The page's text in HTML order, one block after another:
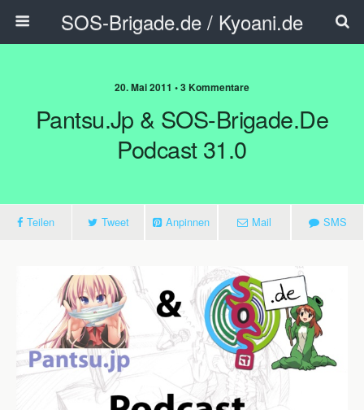
SOS-Brigade.de / Kyoani.de
20. Mai 2011 • 3 Kommentare
Pantsu.jp & SOS-Brigade.de
Podcast 31.0
Teilen Tweet Anpinnen Mail SMS